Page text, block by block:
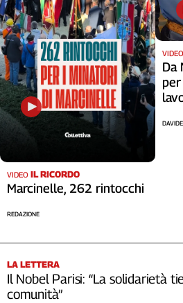
VIDEO IL RICORDO
Marcinelle, 262 rintocchi
REDAZIONE
VIDEO
Da
LA LETTERA
Il Nobel Parisi: “La solidarietà
comunità”